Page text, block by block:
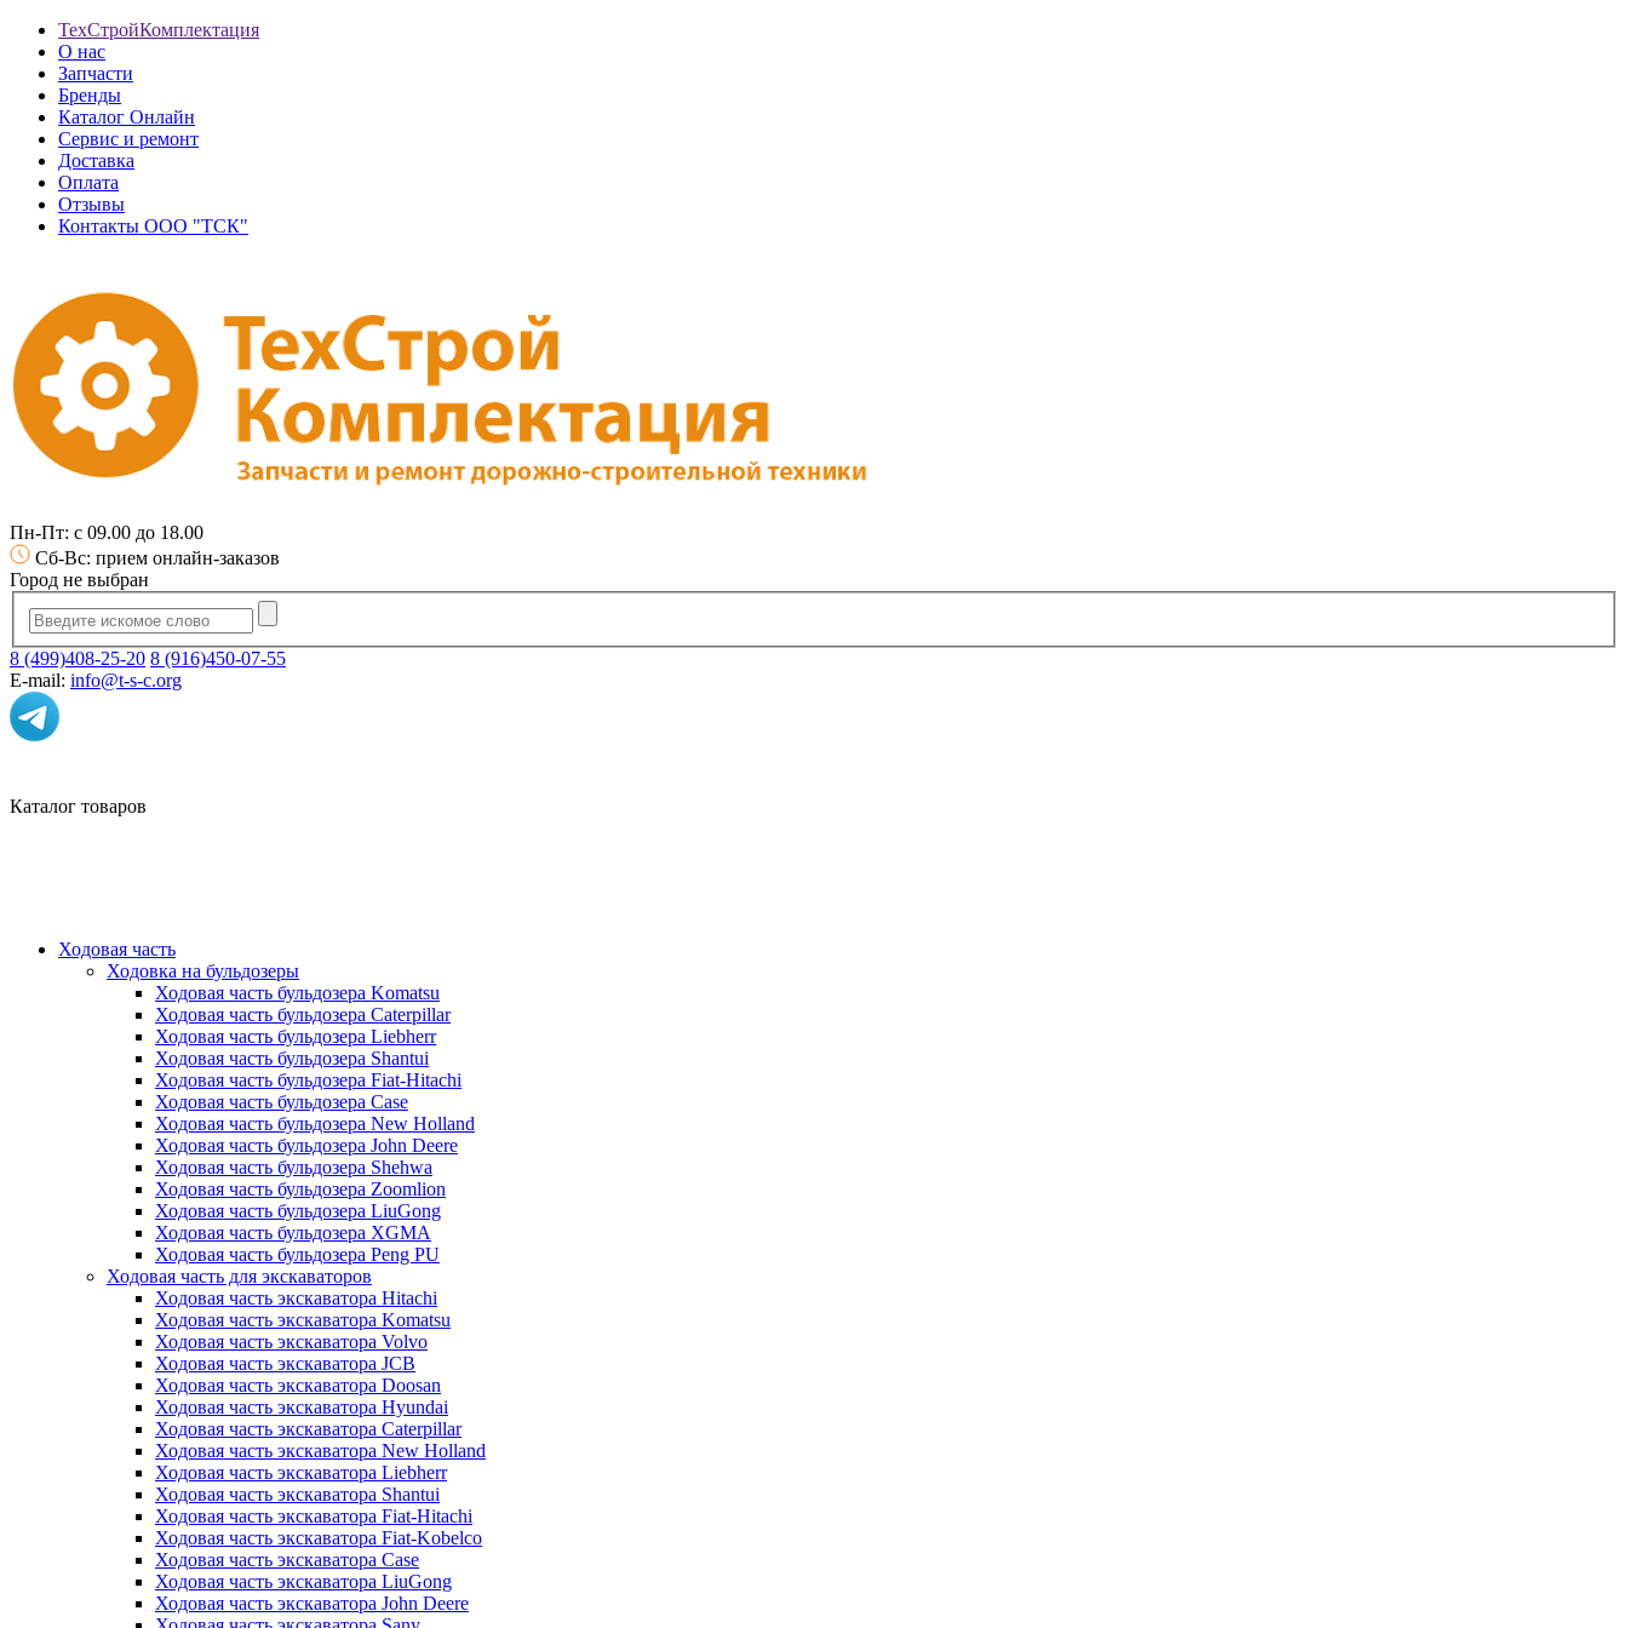
ТехСтройКомплектация
О нас
Запчасти
Бренды
Каталог Онлайн
Сервис и ремонт
Доставка
Оплата
Отзывы
Контакты ООО "ТСК"
Пн-Пт: с 09.00 до 18.00
Сб-Вс: прием онлайн-заказов
Город не выбран
8 (499)408-25-20 8 (916)450-07-55
E-mail: info@t-s-c.org
Каталог товаров
Ходовая часть
Ходовка на бульдозеры
Ходовая часть бульдозера Komatsu
Ходовая часть бульдозера Caterpillar
Ходовая часть бульдозера Liebherr
Ходовая часть бульдозера Shantui
Ходовая часть бульдозера Fiat-Hitachi
Ходовая часть бульдозера Case
Ходовая часть бульдозера New Holland
Ходовая часть бульдозера John Deere
Ходовая часть бульдозера Shehwa
Ходовая часть бульдозера Zoomlion
Ходовая часть бульдозера LiuGong
Ходовая часть бульдозера XGMA
Ходовая часть бульдозера Peng PU
Ходовая часть для экскаваторов
Ходовая часть экскаватора Hitachi
Ходовая часть экскаватора Komatsu
Ходовая часть экскаватора Volvo
Ходовая часть экскаватора JCB
Ходовая часть экскаватора Doosan
Ходовая часть экскаватора Hyundai
Ходовая часть экскаватора Caterpillar
Ходовая часть экскаватора New Holland
Ходовая часть экскаватора Liebherr
Ходовая часть экскаватора Shantui
Ходовая часть экскаватора Fiat-Hitachi
Ходовая часть экскаватора Fiat-Kobelco
Ходовая часть экскаватора Case
Ходовая часть экскаватора LiuGong
Ходовая часть экскаватора John Deere